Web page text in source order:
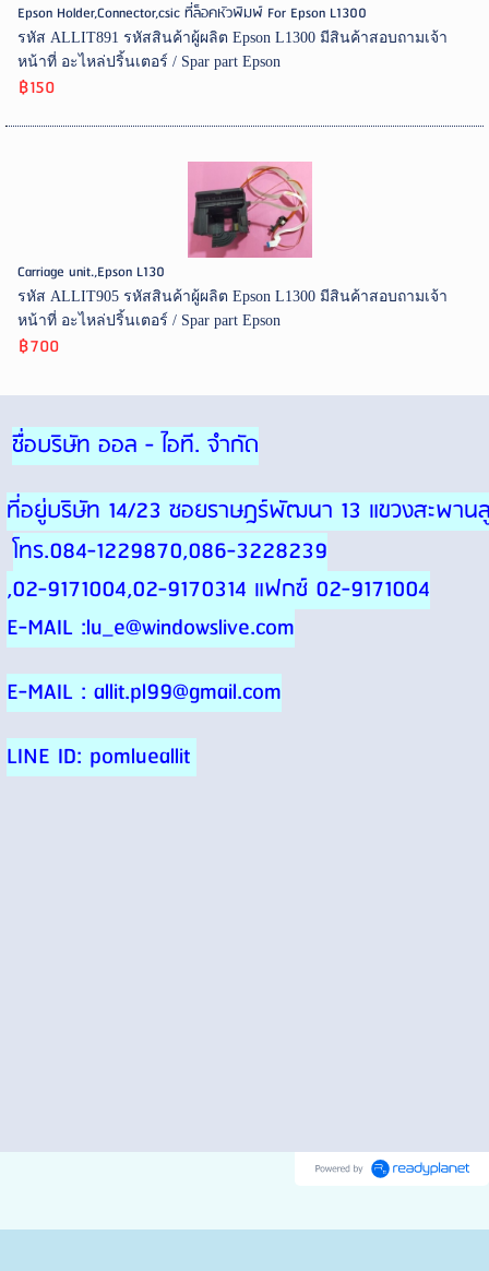
Epson Holder,Connector,csic ที่ล็อคหัวพิมพ์ For Epson L1300
รหัส ALLIT891 รหัสสินค้าผู้ผลิต Epson L1300 มีสินค้าสอบถามเจ้า
หน้าที่ อะไหล่ปริ้นเตอร์ / Spar part Epson
฿150
Carriage unit.,Epson L130
รหัส ALLIT905 รหัสสินค้าผู้ผลิต Epson L1300 มีสินค้าสอบถามเจ้า
หน้าที่ อะไหล่ปริ้นเตอร์ / Spar part Epson
฿700
ชื่อบริษัท ออล - ไอที. จำกัด
ที่อยู่บริษัท 14/23 ซอยราษฎร์พัฒนา 13 แขวงสะพาน
โทร.084-1229870,086-3228239
,02-9171004,02-9170314 แฟกซ์ 02-9171004
E-MAIL :lu_e@windowslive.com
E-MAIL : allit.pl99@gmail.com
LINE ID: pomlueallit